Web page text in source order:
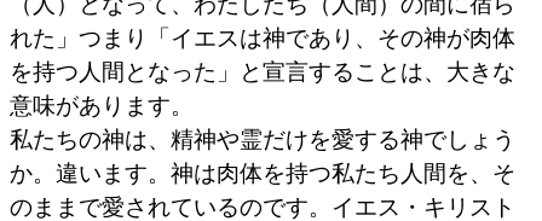
れた」つまり「イエスは神であり、その神が肉体
を持つ人間となった」と宣言することは、大きな
意味があります。
私たちの神は、精神や霊だけを愛する神でしょう
か。違います。神は肉体を持つ私たち人間を、そ
のままで愛されているのです。イエス・キリスト